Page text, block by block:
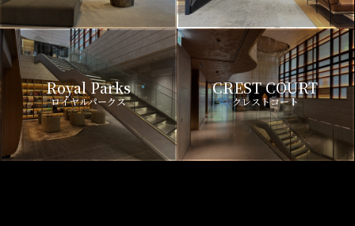
Royal Parks
ロイヤルパークス
CREST COURT
クレストコート